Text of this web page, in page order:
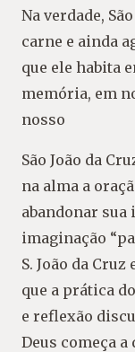
Na verdade,
carne e ainda
que ele habita
memória, em
nosso
São João da
na alma a
abandonar sua
imaginação
S. João da
que a prática
e reflexão
Deus começa